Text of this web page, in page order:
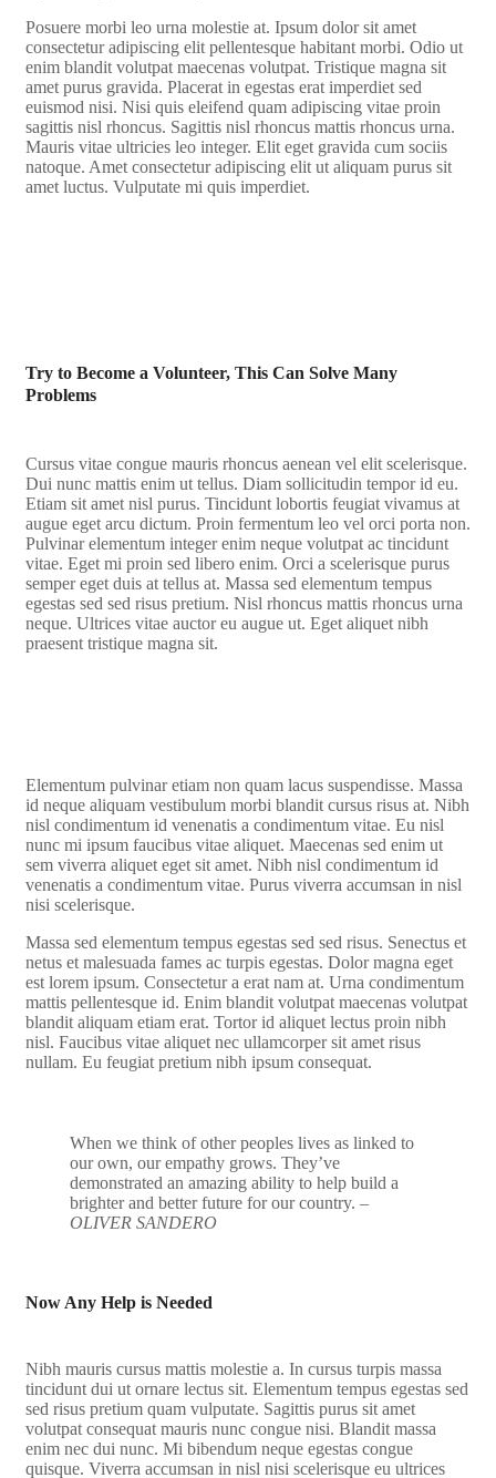
Posuere morbi leo urna molestie at. Ipsum dolor sit amet
consectetur adipiscing elit pellentesque habitant morbi. Odio ut
enim blandit volutpat maecenas volutpat. Tristique magna sit
amet purus gravida. Placerat in egestas erat imperdiet sed
euismod nisi. Nisi quis eleifend quam adipiscing vitae proin
sagittis nisl rhoncus. Sagittis nisl rhoncus mattis rhoncus urna.
Mauris vitae ultricies leo integer. Elit eget gravida cum sociis
natoque. Amet consectetur adipiscing elit ut aliquam purus sit
amet luctus. Vulputate mi quis imperdiet.
Try to Become a Volunteer, This Can Solve Many
Problems
Cursus vitae congue mauris rhoncus aenean vel elit scelerisque.
Dui nunc mattis enim ut tellus. Diam sollicitudin tempor id eu.
Etiam sit amet nisl purus. Tincidunt lobortis feugiat vivamus at
augue eget arcu dictum. Proin fermentum leo vel orci porta non.
Pulvinar elementum integer enim neque volutpat ac tincidunt
vitae. Eget mi proin sed libero enim. Orci a scelerisque purus
semper eget duis at tellus at. Massa sed elementum tempus
egestas sed sed risus pretium. Nisl rhoncus mattis rhoncus urna
neque. Ultrices vitae auctor eu augue ut. Eget aliquet nibh
praesent tristique magna sit.
Elementum pulvinar etiam non quam lacus suspendisse. Massa
id neque aliquam vestibulum morbi blandit cursus risus at. Nibh
nisl condimentum id venenatis a condimentum vitae. Eu nisl
nunc mi ipsum faucibus vitae aliquet. Maecenas sed enim ut
sem viverra aliquet eget sit amet. Nibh nisl condimentum id
venenatis a condimentum vitae. Purus viverra accumsan in nisl
nisi scelerisque.
Massa sed elementum tempus egestas sed sed risus. Senectus et
netus et malesuada fames ac turpis egestas. Dolor magna eget
est lorem ipsum. Consectetur a erat nam at. Urna condimentum
mattis pellentesque id. Enim blandit volutpat maecenas volutpat
blandit aliquam etiam erat. Tortor id aliquet lectus proin nibh
nisl. Faucibus vitae aliquet nec ullamcorper sit amet risus
nullam. Eu feugiat pretium nibh ipsum consequat.
When we think of other peoples lives as linked to
our own, our empathy grows. They’ve
demonstrated an amazing ability to help build a
brighter and better future for our country. –
OLIVER SANDERO
Now Any Help is Needed
Nibh mauris cursus mattis molestie a. In cursus turpis massa
tincidunt dui ut ornare lectus sit. Elementum tempus egestas sed
sed risus pretium quam vulputate. Sagittis purus sit amet
volutpat consequat mauris nunc congue nisi. Blandit massa
enim nec dui nunc. Mi bibendum neque egestas congue
quisque. Viverra accumsan in nisl nisi scelerisque eu ultrices